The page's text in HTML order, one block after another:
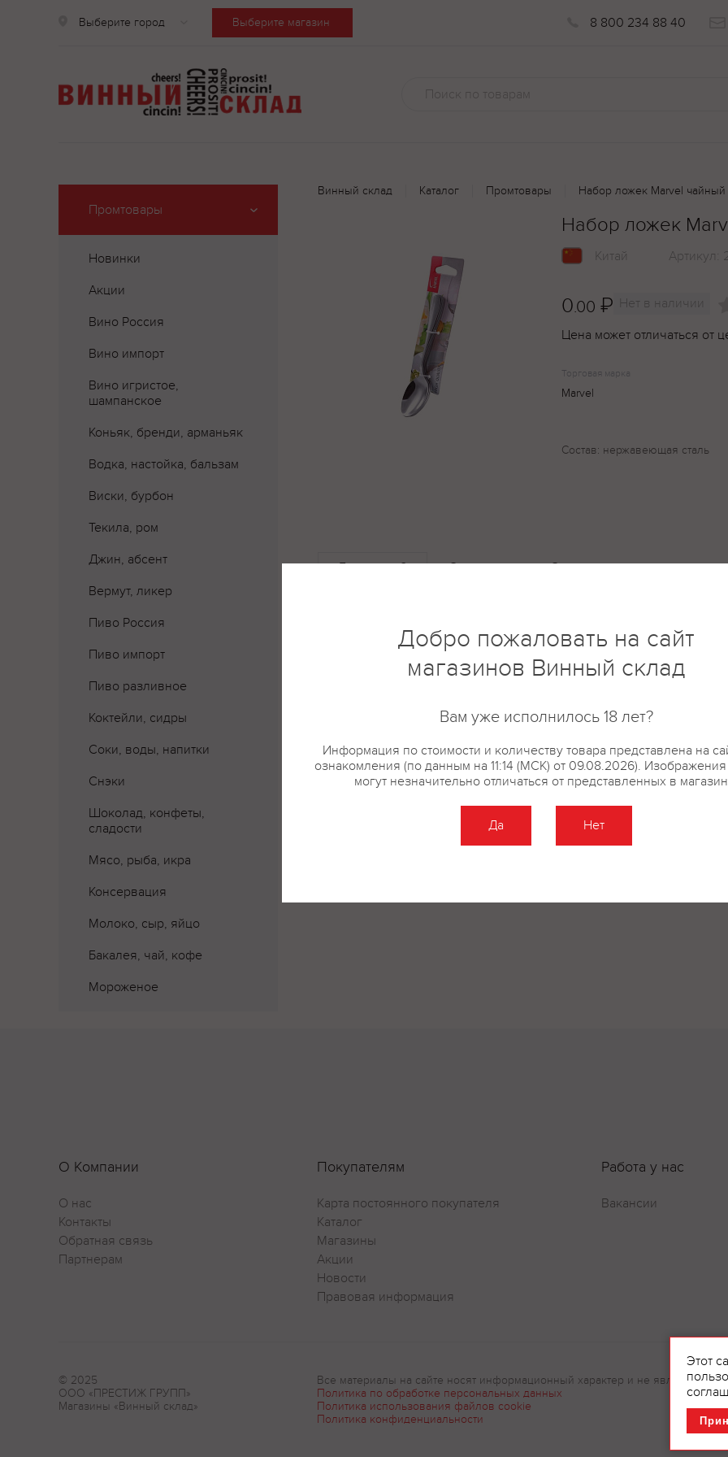
Выберите город Выберите магазин 8 800 234 88 40
Промтовары
Новинки
Акции
Вино Россия
Вино импорт
Вино игристое,
шампанское
Коньяк, бренди, арманьяк
Водка, настойка, бальзам
Виски, бурбон
Текила, ром
Джин, абсент
Вермут, ликер
Пиво Россия
Пиво импорт
Пиво разливное
Коктейли, сидры
Соки, воды, напитки
Снэки
Шоколад, конфеты,
сладости
Мясо, рыба, икра
Консервация
Молоко, сыр, яйцо
Бакалея, чай, кофе
Мороженое
Винный склад Каталог Промтовары Набор ложек Marvel
Набор ложек
Китай Артикул:
0.00 ₽ Нет в наличии
Цена может отличаться от
Торговая марка
Marvel
Состав: нержавеющая сталь
Где купить? Описание Отзывы
О Компании
О нас
Контакты
Обратная связь
Партнерам
Покупателям
Карта постоянного покупателя
Каталог
Магазины
Акции
Новости
Правовая информация
Работа у нас
Вакансии
© 2025
ООО «ПРЕСТИЖ ГРУПП»
Магазины «Винный склад»
Все материалы на сайте носят информационный характер и не являются
Политика по обработке персональных данных
Политика использования файлов cookie
Политика конфиденциальности
Этот
Добро пожаловать на сайт
магазинов Винный склад
Вам уже исполнилось 18 лет?
Информация по стоимости и количеству товара представлена на
ознакомления (по данным на 11:14 (МСК) от 09.08.2026). Изображения
могут незначительно отличаться от представленных в
Да Нет